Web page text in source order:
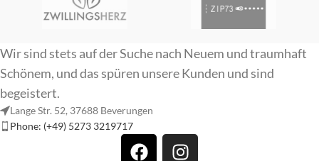
Wir sind stets auf der Suche nach Neuem und traumhaft
Schönem, und das spüren unsere Kunden und sind
begeistert.
Lange Str. 52, 37688 Beverungen
Phone: (+49) 5273 3219717